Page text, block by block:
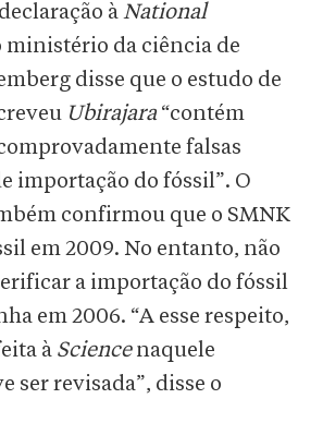
àNational
ministério da ciência de
disse que o estudo de
Ubirajara “contém
falsas
importação do fóssil”. O
confirmou que o SMNK
em 2009. No entanto, não
a importação do fóssil
em 2006. “A esse respeito,
à Sciencenaquele
ser revisada”, disse o